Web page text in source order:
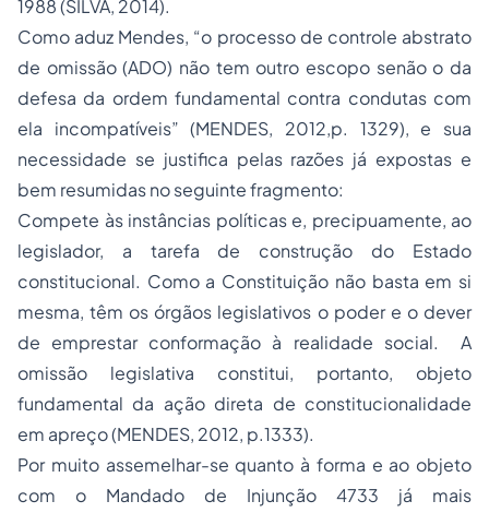
1988 (SILVA, 2014).
Como aduz Mendes, “o processo de controle abstrato
de omissão (ADO) não tem outro escopo senão o da
defesa da ordem fundamental contra condutas com
ela incompatíveis” (MENDES, 2012,p. 1329), e sua
necessidade se justifica pelas razões já expostas e
bem resumidas no seguinte fragmento:
Compete às instâncias políticas e, precipuamente, ao
legislador, a tarefa de construção do Estado
constitucional. Como a Constituição não basta em si
mesma, têm os órgãos legislativos o poder e o dever
de emprestar conformação à realidade social. A
omissão legislativa constitui, portanto, objeto
fundamental da ação direta de constitucionalidade
em apreço (MENDES, 2012, p.1333).
Por muito assemelhar-se quanto à forma e ao objeto
com o Mandado de Injunção 4733 já mais